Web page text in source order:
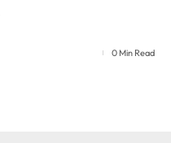
0 Min Read